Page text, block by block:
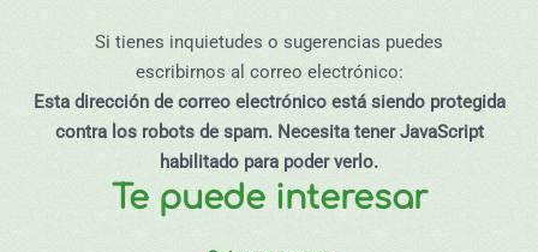
Si tienes inquietudes o sugerencias puedes
escribirnos al correo electrónico:
Esta dirección de correo electrónico está siendo protegida
contra los robots de spam. Necesita tener JavaScript
habilitado para poder verlo.
Te puede interesar